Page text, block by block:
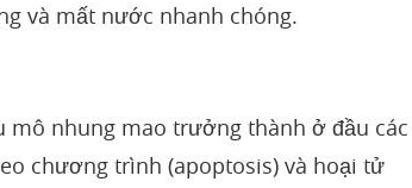
và mất nước nhanh chóng.
mô nhung mao trưởng thành ở đầu các
chương trình (apoptosis) và hoại tử